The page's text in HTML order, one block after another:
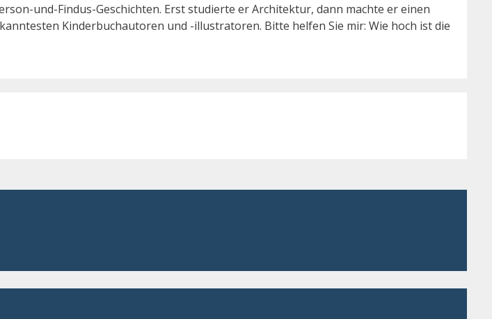
und-Findus-Geschichten. Erst studierte er Architektur, dann machte er einen
Kinderbuchautoren und -illustratoren. Bitte helfen Sie mir: Wie hoch ist die